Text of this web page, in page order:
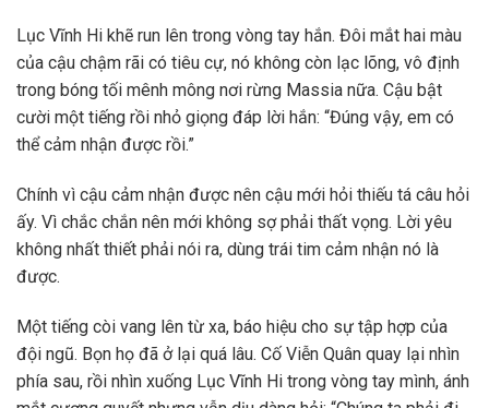
Lục Vĩnh Hi khẽ run lên trong vòng tay hắn. Đôi mắt hai màu
của cậu chậm rãi có tiêu cự, nó không còn lạc lõng, vô định
trong bóng tối mênh mông nơi rừng Massia nữa. Cậu bật
cười một tiếng rồi nhỏ giọng đáp lời hắn: “Đúng vậy, em có
thể cảm nhận được rồi.”
Chính vì cậu cảm nhận được nên cậu mới hỏi thiếu tá câu hỏi
ấy. Vì chắc chắn nên mới không sợ phải thất vọng. Lời yêu
không nhất thiết phải nói ra, dùng trái tim cảm nhận nó là
được.
Một tiếng còi vang lên từ xa, báo hiệu cho sự tập hợp của
đội ngũ. Bọn họ đã ở lại quá lâu. Cố Viễn Quân quay lại nhìn
phía sau, rồi nhìn xuống Lục Vĩnh Hi trong vòng tay mình, ánh